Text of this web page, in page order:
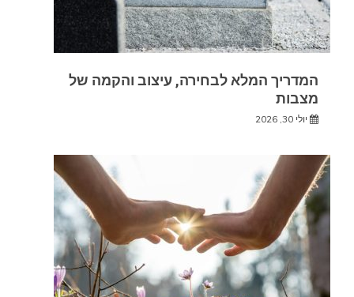
המדריך המלא לבחירה, עיצוב והקמה של
מצבות
יולי 30, 2026